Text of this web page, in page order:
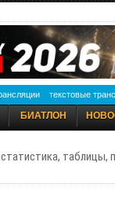
текстовые
БИАТЛОН
таблицы,